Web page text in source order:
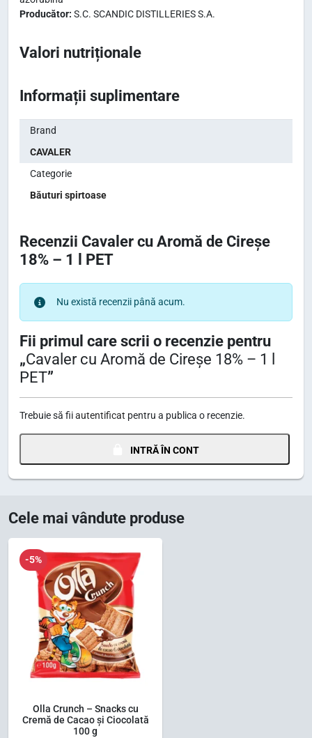
Producător: S.C. SCANDIC DISTILLERIES S.A.
Valori nutriționale
Informații suplimentare
Brand
CAVALER
Categorie
Băuturi spirtoase
Recenzii Cavaler cu Aromă de Cireșe
18% – 1 l PET
Nu există recenzii până acum.
Fii primul care scrii o recenzie pentru
„Cavaler cu Aromă de Cireșe 18% – 1 l
PET”
Trebuie să fiiautentificat pentru a publica o recenzie.
INTRĂ ÎN CONT
Cele mai vândute produse
-5%
Olla Crunch – Snacks cu
Cremă de Cacao și Ciocolată
100 g